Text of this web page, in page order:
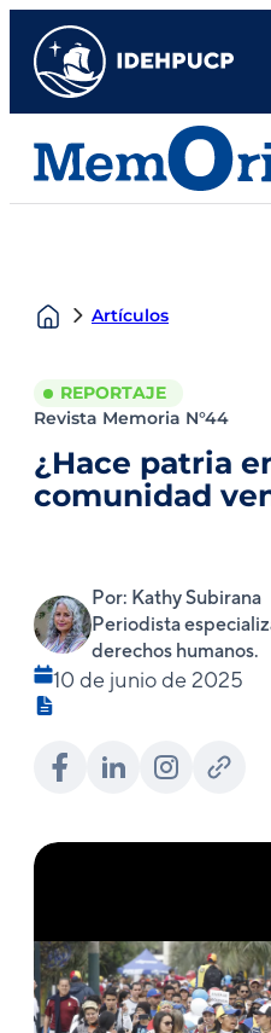
Artículos
REPORTAJE
Revista Memoria N°44
¿Hace patria
comunidad
Por: Kathy Subirana
Periodista
derechos humanos.
10 de junio de 2025